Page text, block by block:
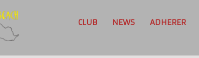
CLUB NEWS ADHERER